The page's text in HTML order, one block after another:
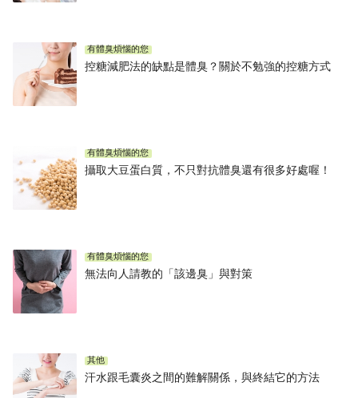
有體臭煩惱的您
控糖減肥法的缺點是體臭？關於不勉強的控糖方式
有體臭煩惱的您
攝取大豆蛋白質，不只對抗體臭還有很多好處喔！
有體臭煩惱的您
無法向人請教的「該邊臭」與對策
其他
汗水跟毛囊炎之間的難解關係，與終結它的方法